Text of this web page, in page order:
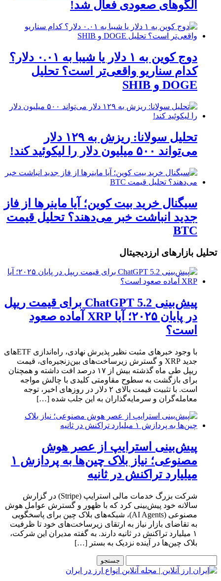
الگوهای صعودی فعال شد!
دوج کوین به ۱ دلار یا شیبا به ۰.۰۱ دلار؟
کدام سناریو واقعی‌تر است؟ تحلیل
DOGE و SHIB
تحلیل سولانا: ریزش به ۱۲۹ دلار
می‌تواند ۵۰۰ میلیون دلار را لیکوئید کند!
سیگنال خرید بیت کوین؛ آیا ماینرها از فاز
جدید انباشت خبر می‌دهند؟ تحلیل قیمت
BTC
تحلیل بازارهای ارزدیجیتال
پیش‌بینی ChatGPT 5.2 برای قیمت ریپل
در پایان ۲۰۲۵؛ آیا XRP آماده صعود
است؟
با وجود خبرهای مثبت نظیر پذیرش نهادی، راه‌اندازی ETFهای
جدید XRP و گسترش زیرساخت‌های بین‌زنجیره‌ای، قیمت
ریپل طی ماه گذشته بیش از ۱۷ درصد افت داشته و همچنان
برای بازگشت به سطوح مقاومتی کلیدی با چالش مواجه
است. با تثبیت قیمت بالای ۲ دلار در روزهای اخیر، توجه
معامله‌گران و سرمایه‌گذاران به این جلب شده […]
پیش‌بینی استرایپ از عصر هوش
مصنوعی؛ نیاز بلاک چین‌ها به پردازش ۱
میلیارد تراکنش در ثانیه
شرکت بزرگ خدمات مالی استرایپ (Stripe) در گزارش
سالانه خود پیش‌بینی کرد که با ظهور و گسترش عوامل هوش
مصنوعی (AI Agents)، شبکه‌های بلاک چین برای پاسخگویی
به تقاضای بازار نیاز به ارتقای زیرساخت‌های خود تا ظرفیت
۱ میلیارد تراکنش در ثانیه دارند. به گفته مدیران این شرکت،
بلاک چین‌ها در آینده نزدیک به بستر […]
برای: